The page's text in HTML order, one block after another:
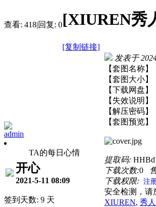
查看: 418|回复: 0[XIUREN秀
[复制链接]
admin
TA的每日心情
开心
2021-5-11 08:09
签到天数: 9 天
发表于
【套图名称
【套图大小
【下载网盘
【失效说明
【解压密码】
【套图预览
提取码: HHBd
下载次数:0
下载权限: 注
安全检测，请
XIUREN, 秀